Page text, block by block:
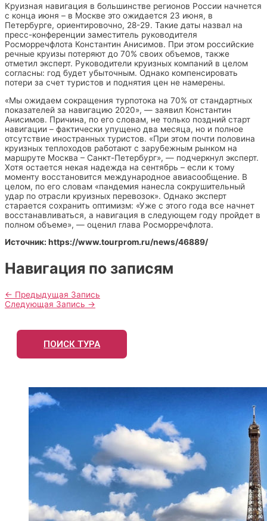
Круизная навигация в большинстве регионов России начнется
с конца июня – в Москве это ожидается 23 июня, в
Петербурге, ориентировочно, 28-29. Такие даты назвал на
пресс-конференции заместитель руководителя
Росморречфлота Константин Анисимов. При этом российские
речные круизы потеряют до 70% своих объемов, также
отметил эксперт. Руководители круизных компаний в целом
согласны: год будет убыточным. Однако компенсировать
потери за счет туристов и поднятия цен не намерены.
«Мы ожидаем сокращения турпотока на 70% от стандартных
показателей за навигацию 2020», — заявил Константин
Анисимов. Причина, по его словам, не только поздний старт
навигации – фактически упущено два месяца, но и полное
отсутствие иностранных туристов. «При этом почти половина
круизных теплоходов работают с зарубежным рынком на
маршруте Москва – Санкт-Петербург», — подчеркнул эксперт.
Хотя остается некая надежда на сентябрь – если к тому
моменту восстановится международное авиасообщение. В
целом, по его словам «пандемия нанесла сокрушительный
удар по отрасли круизных перевозок». Однако эксперт
старается сохранить оптимизм: «Уже с этого года все начнет
восстанавливаться, а навигация в следующем году пройдет в
полном объеме», — оценил глава Росморречфлота.
Источник: https://www.tourprom.ru/news/46889/
Навигация по записям
← Предыдущая Запись
Следующая Запись →
ПОИСК ТУРА